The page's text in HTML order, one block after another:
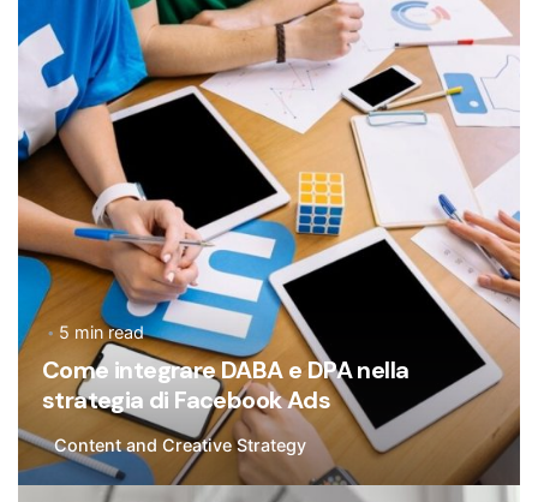
Posted by
Flavia De Michetti
5 min read
Come integrare DABA e DPA nella
strategia di Facebook Ads
Content and Creative Strategy